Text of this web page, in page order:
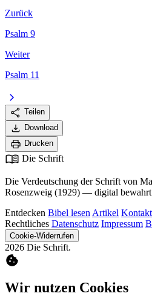
Zurück
Psalm 9
Weiter
Psalm 11
chevron_right
share Teilen
download Download
print Drucken
menu_book Die Schrift
Die Verdeutschung der Schrift von
Rosenzweig (1929) — digital
Entdecken Bibel lesen Artikel Kontakt
Rechtliches Datenschutz Impressum
Cookie-Widerrufen
2026 Die Schrift.
cookie
Wir nutzen Cookies